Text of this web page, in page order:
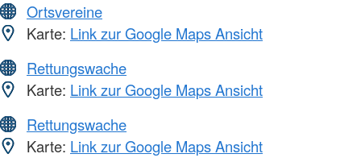
Ortsvereine
Karte: Link zur Google Maps Ansicht
Rettungswache
Karte: Link zur Google Maps Ansicht
Rettungswache
Karte: Link zur Google Maps Ansicht